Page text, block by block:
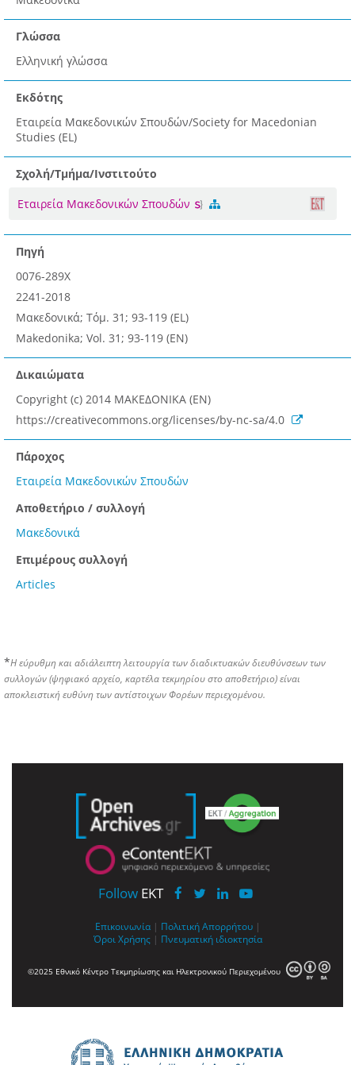
Γλώσσα
Ελληνική γλώσσα
Εκδότης
Εταιρεία Μακεδονικών Σπουδών/Society for Macedonian
Studies (EL)
Σχολή/Τμήμα/Ινστιτούτο
Εταιρεία Μακεδονικών Σπουδών
Πηγή
0076-289X
2241-2018
Μακεδονικά; Τόμ. 31; 93-119 (EL)
Makedonika; Vol. 31; 93-119 (EN)
Δικαιώματα
Copyright (c) 2014 ΜΑΚΕΔΟΝΙΚΑ (EN)
https://creativecommons.org/licenses/by-nc-sa/4.0
Πάροχος
Εταιρεία Μακεδονικών Σπουδών
Αποθετήριο / συλλογή
Μακεδονικά
Επιμέρους συλλογή
Articles
*Η εύρυθμη και αδιάλειπτη λειτουργία των διαδικτυακών διευθύνσεων των
συλλογών (ψηφιακό αρχείο, καρτέλα τεκμηρίου στο αποθετήριο) είναι
αποκλειστική ευθύνη των αντίστοιχων Φορέων περιεχομένου.
Follow EKT
Επικοινωνία | Πολιτική Απορρήτου |
Όροι Χρήσης | Πνευματική ιδιοκτησία
©2025 Εθνικό Κέντρο Τεκμηρίωσης και Ηλεκτρονικού Περιεχομένου